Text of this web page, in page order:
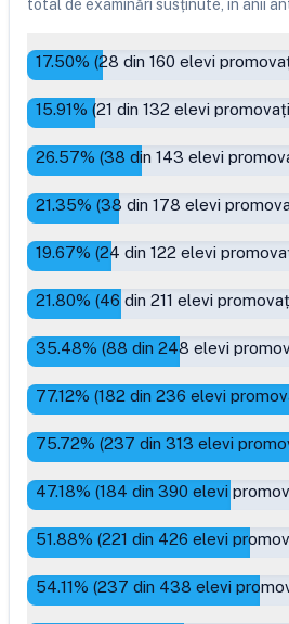
total de examinări susținute, în anii
17.50% (28 din 160 elevi
15.91% (21 din 132 elevi
26.57% (38 din 143 elevi
21.35% (38 din 178 elevi
19.67% (24 din 122 elevi
21.80% (46 din 211 elevi
35.48% (88 din 248 elevi
77.12% (182 din 236 elevi
75.72% (237 din 313 elevi
47.18% (184 din 390 elevi
51.88% (221 din 426 elevi
54.11% (237 din 438 elevi